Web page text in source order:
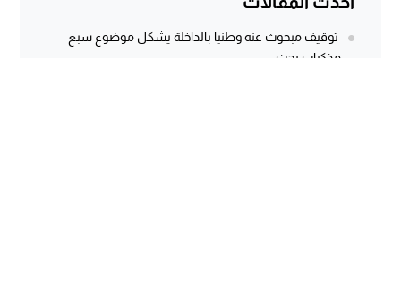
توقيف مبحوث عنه وطنيا بالداخلة يشكل موضوع سبع
مذكرات بحث